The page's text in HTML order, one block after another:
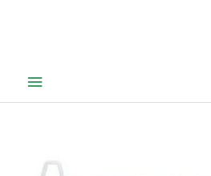
Hovedmeny